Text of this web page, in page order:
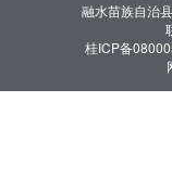
融水苗族自治
桂ICP备